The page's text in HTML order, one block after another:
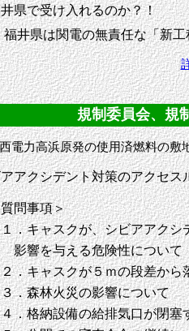
で受け入れるのか？！
県は関電の無責任な「新工
規制委員会、規
力高浜原発の使用済燃料の敷
アクシデント対策のアクセ
問事項＞
ャスクが、シビアアクシデ
を与える危険性について
ャスクが５ｍの段差から
森林火災の影響について
格納設備の給排気口が閉塞